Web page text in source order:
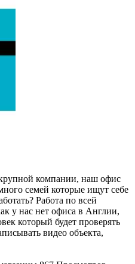
компании, наш офис
семей которые ищут себе
Работа по всей
у нас нет офиса в Англии,
который будет проверять
видео объекта,